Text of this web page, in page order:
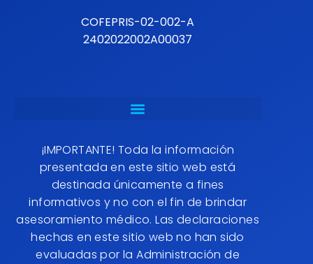
COFEPRIS-02-002-A
2402022002A00037
¡IMPORTANTE! Toda la información
presentada en este sitio web está
destinada únicamente a fines
informativos y no con el fin de brindar
asesoramiento médico. Las declaraciones
hechas en este sitio web no han sido
evaluadas por la Administración de